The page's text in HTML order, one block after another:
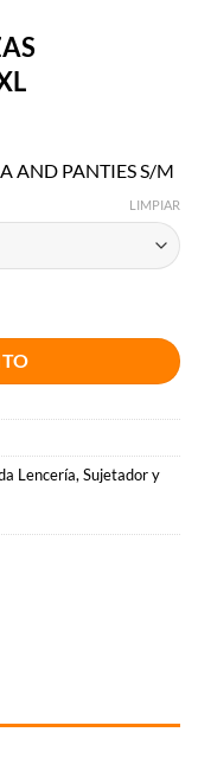
AND PANTIES S/M
LIMPIAR
PANTIES L/XL cantidad
Lencería, Sujetador y